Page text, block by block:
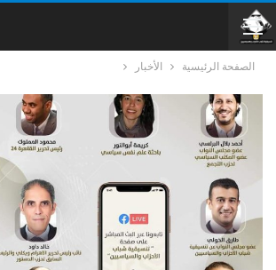
الصفحة الرئيسية الأخبار